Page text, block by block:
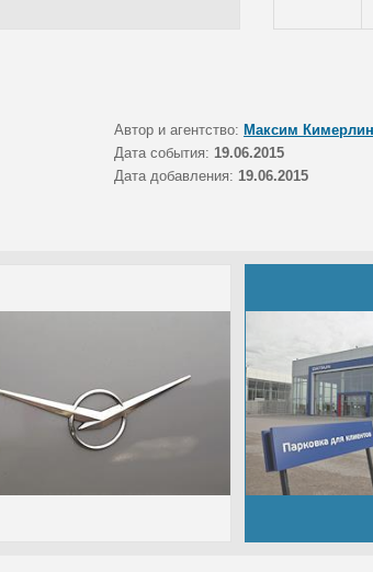
Автор и агентство: Максим
Дата события: 19.06.2015
Дата добавления: 19.06.2015